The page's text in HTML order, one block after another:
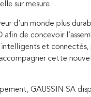
sur mesure.
d’un monde plus
afin de concevoir
et
cette
GAUSSIN SA